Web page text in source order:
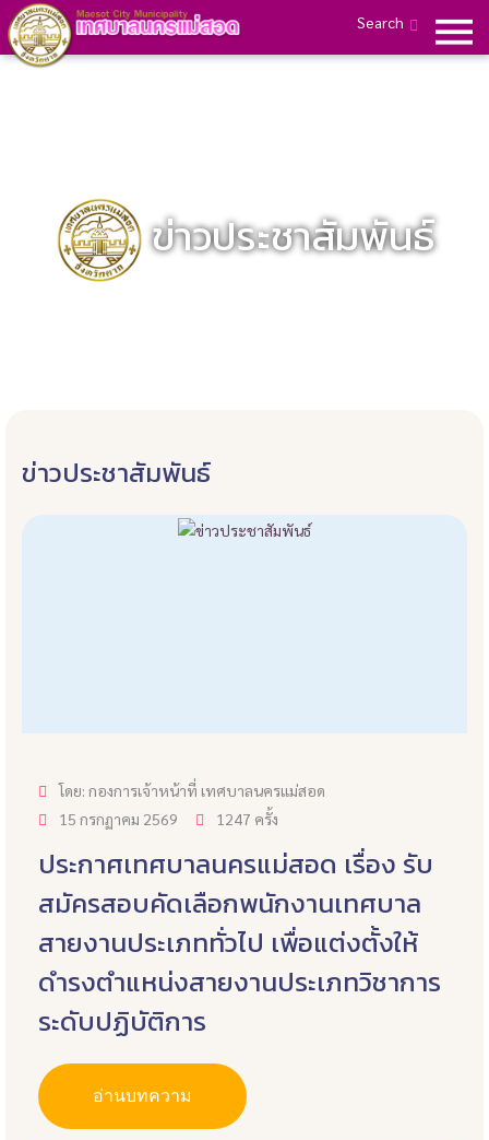
Search
ข่าวประชาสัมพันธ์
ข่าวประชาสัมพันธ์
โดย: กองการเจ้าหน้าที่ เทศบาลนครแม่สอด
15 กรกฏาคม 2569
1247 ครั้ง
ประกาศเทศบาลนครแม่สอด เรื่อง รับ
สมัครสอบคัดเลือกพนักงานเทศบาล
สายงานประเภททั่วไป เพื่อแต่งตั้งให้
ดำรงตำแหน่งสายงานประเภทวิชาการ
ระดับปฏิบัติการ
อ่านบทความ